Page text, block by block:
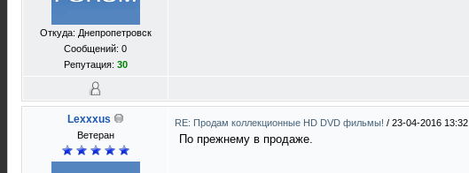
Откуда: Днепропетровск
Сообщений: 0
Репутация: 30
Lexxxus
Ветеран
RE: Продам коллекционные HD DVD фильмы! / 23-04-2016 13:32
По прежнему в продаже.